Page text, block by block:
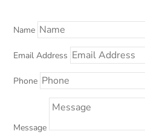
Name
Email Address
Phone
Message